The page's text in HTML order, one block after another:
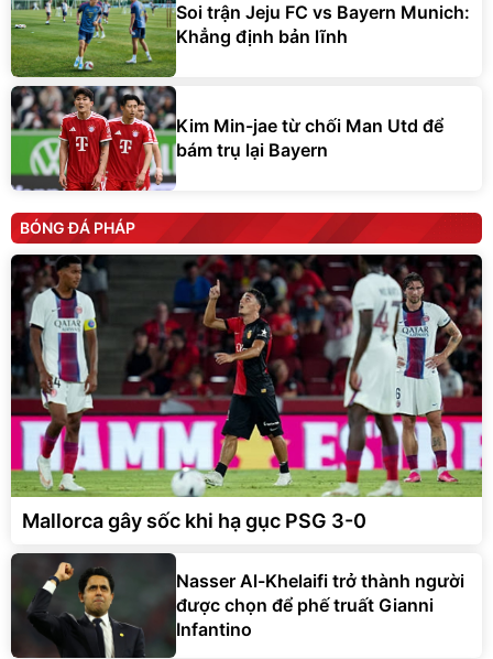
Soi trận Jeju FC vs Bayern Munich:
Khẳng định bản lĩnh
Kim Min-jae từ chối Man Utd để
bám trụ lại Bayern
BÓNG ĐÁ PHÁP
Mallorca gây sốc khi hạ gục PSG 3-0
Nasser Al-Khelaifi trở thành người
được chọn để phế truất Gianni
Infantino